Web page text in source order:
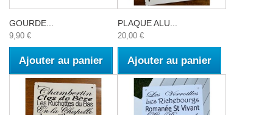
GOURDE...
9,90 €
Ajouter au panier
PLAQUE ALU...
20,00 €
Ajouter au panier